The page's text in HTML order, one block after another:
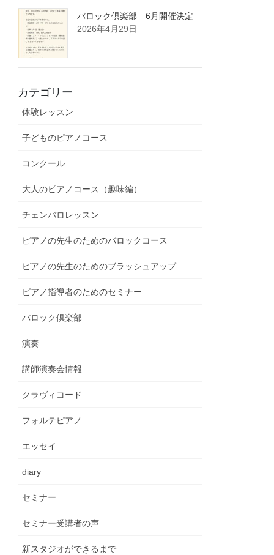
バロック倶楽部 6月開催決定
2026年4月29日
カテゴリー
体験レッスン
子どものピアノコース
コンクール
大人のピアノコース（趣味編）
チェンバロレッスン
ピアノの先生のためのバロックコース
ピアノの先生のためのブラッシュアップ
ピアノ指導者のためのセミナー
バロック倶楽部
演奏
講師演奏会情報
クラヴィコード
フォルテピアノ
エッセイ
diary
セミナー
セミナー受講者の声
新スタジオができるまで